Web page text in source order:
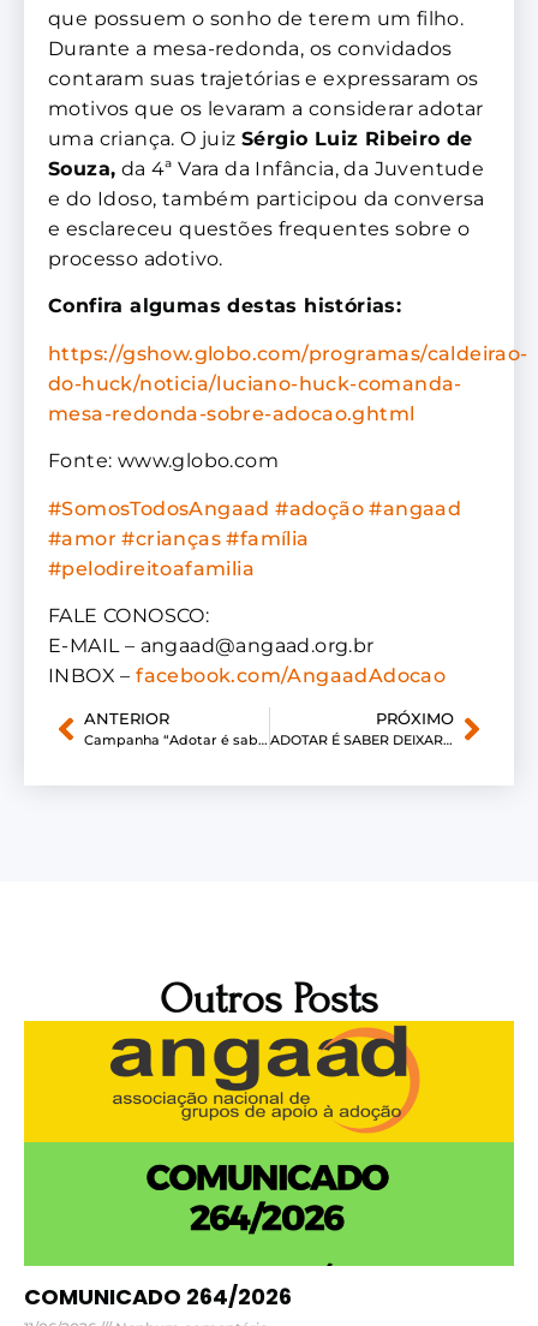
que possuem o sonho de terem um filho.
Durante a mesa-redonda, os convidados
contaram suas trajetórias e expressaram os
motivos que os levaram a considerar adotar
uma criança. O juiz Sérgio Luiz Ribeiro de
Souza, da 4ª Vara da Infância, da Juventude
e do Idoso, também participou da conversa
e esclareceu questões frequentes sobre o
processo adotivo.
Confira algumas destas histórias:
https://gshow.globo.com/programas/caldeirao-
do-huck/noticia/luciano-huck-comanda-
mesa-redonda-sobre-adocao.ghtml
Fonte: www.globo.com
#SomosTodosAngaad #adoção #angaad
#amor #crianças #família
#pelodireitoafamilia
FALE CONOSCO:
E-MAIL – angaad@angaad.org.br
INBOX –facebook.com/AngaadAdocao
ANTERIOR
Campanha “Adotar é saber deixar alguém te amar”
PRÓXIMO
ADOTAR É SABER DEIXAR ALGUÉM TE AMAR! – Carlos e Ivson
Outros Posts
COMUNICADO 264/2026